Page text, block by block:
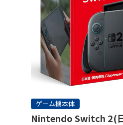
ゲーム機本体
Nintendo Switch 2(